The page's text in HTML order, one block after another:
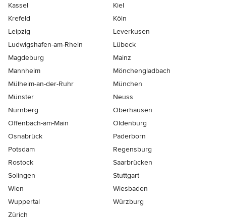
Kassel
Kiel
Krefeld
Köln
Leipzig
Leverkusen
Ludwigshafen-am-Rhein
Lübeck
Magdeburg
Mainz
Mannheim
Mönchen­gladbach
Mülheim-an-der-Ruhr
München
Münster
Neuss
Nürnberg
Oberhausen
Offenbach-am-Main
Oldenburg
Osnabrück
Paderborn
Potsdam
Regensburg
Rostock
Saarbrücken
Solingen
Stuttgart
Wien
Wiesbaden
Wuppertal
Würzburg
Zürich